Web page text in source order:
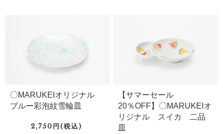
〇MARUKEIオリジナル
ブルー彩泡紋雪輪皿
2,750円(税込)
【サマーセール
20％OFF】〇MARUKEIオ
リジナル スイカ 二品
皿